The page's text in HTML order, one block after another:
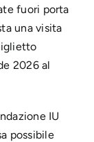
fuori porta
una visita
2026 al
IU
possibile